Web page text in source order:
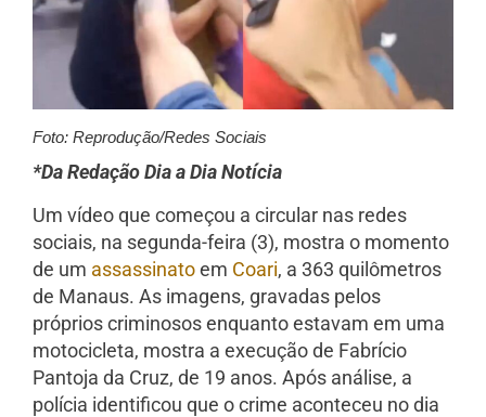
Foto: Reprodução/Redes Sociais
*Da Redação Dia a Dia Notícia
Um vídeo que começou a circular nas redes
sociais, na segunda-feira (3), mostra o momento
de um assassinatoem Coari, a 363 quilômetros
de Manaus. As imagens, gravadas pelos
próprios criminosos enquanto estavam em uma
motocicleta, mostra a execução de Fabrício
Pantoja da Cruz, de 19 anos. Após análise, a
polícia identificou que o crime aconteceu no dia